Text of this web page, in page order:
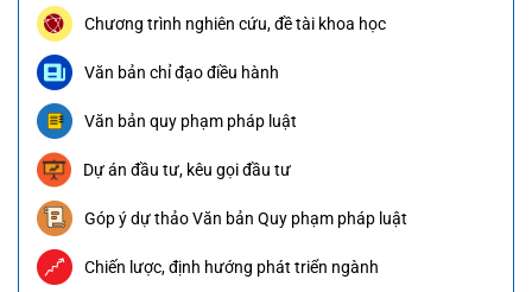
Chương trình nghiên cứu, đề tài khoa học
Văn bản chỉ đạo điều hành
Văn bản quy phạm pháp luật
Dự án đầu tư, kêu gọi đầu tư
Góp ý dự thảo Văn bản Quy phạm pháp luật
Chiến lược, định hướng phát triển ngành